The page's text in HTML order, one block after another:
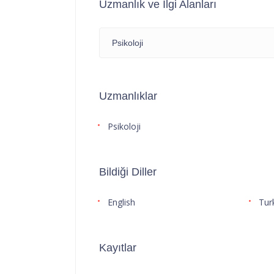
Uzmanlık ve İlgi Alanları
Psikoloji
Uzmanlıklar
Psikoloji
Bildiği Diller
English
Kayıtlar